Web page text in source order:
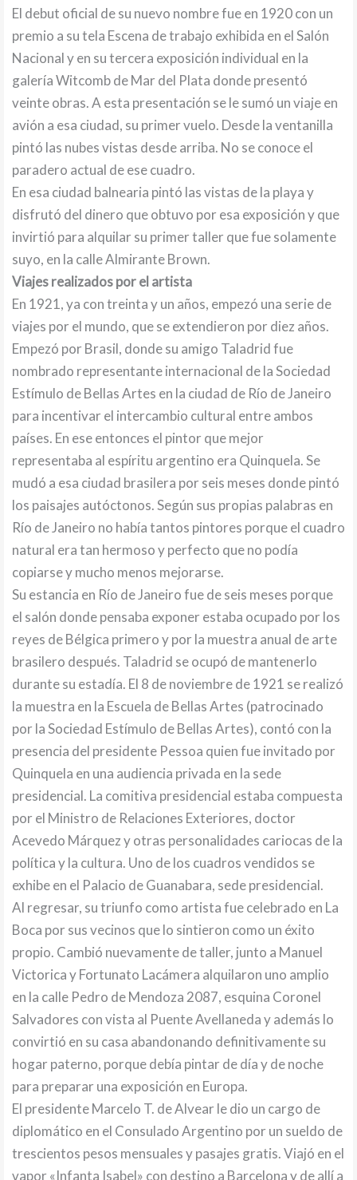
El debut oficial de su nuevo nombre fue en 1920 con un
premio a su tela Escena de trabajo exhibida en el Salón
Nacional y en su tercera exposición individual en la
galería Witcomb de Mar del Plata donde presentó
veinte obras. A esta presentación se le sumó un viaje en
avión a esa ciudad, su primer vuelo. Desde la ventanilla
pintó las nubes vistas desde arriba. No se conoce el
paradero actual de ese cuadro.
En esa ciudad balnearia pintó las vistas de la playa y
disfrutó del dinero que obtuvo por esa exposición y que
invirtió para alquilar su primer taller que fue solamente
suyo, en la calle Almirante Brown.
Viajes realizados por el artista
En 1921, ya con treinta y un años, empezó una serie de
viajes por el mundo, que se extendieron por diez años.
Empezó por Brasil, donde su amigo Taladrid fue
nombrado representante internacional de la Sociedad
Estímulo de Bellas Artes en la ciudad de Río de Janeiro
para incentivar el intercambio cultural entre ambos
países. En ese entonces el pintor que mejor
representaba al espíritu argentino era Quinquela. Se
mudó a esa ciudad brasilera por seis meses donde pintó
los paisajes autóctonos. Según sus propias palabras en
Río de Janeiro no había tantos pintores porque el cuadro
natural era tan hermoso y perfecto que no podía
copiarse y mucho menos mejorarse.
Su estancia en Río de Janeiro fue de seis meses porque
el salón donde pensaba exponer estaba ocupado por los
reyes de Bélgica primero y por la muestra anual de arte
brasilero después. Taladrid se ocupó de mantenerlo
durante su estadía. El 8 de noviembre de 1921 se realizó
la muestra en la Escuela de Bellas Artes (patrocinado
por la Sociedad Estímulo de Bellas Artes), contó con la
presencia del presidente Pessoa quien fue invitado por
Quinquela en una audiencia privada en la sede
presidencial. La comitiva presidencial estaba compuesta
por el Ministro de Relaciones Exteriores, doctor
Acevedo Márquez y otras personalidades cariocas de la
política y la cultura. Uno de los cuadros vendidos se
exhibe en el Palacio de Guanabara, sede presidencial.
Al regresar, su triunfo como artista fue celebrado en La
Boca por sus vecinos que lo sintieron como un éxito
propio. Cambió nuevamente de taller, junto a Manuel
Victorica y Fortunato Lacámera alquilaron uno amplio
en la calle Pedro de Mendoza 2087, esquina Coronel
Salvadores con vista al Puente Avellaneda y además lo
convirtió en su casa abandonando definitivamente su
hogar paterno, porque debía pintar de día y de noche
para preparar una exposición en Europa.
El presidente Marcelo T. de Alvear le dio un cargo de
diplomático en el Consulado Argentino por un sueldo de
trescientos pesos mensuales y pasajes gratis. Viajó en el
vapor «Infanta Isabel» con destino a Barcelona y de allí a